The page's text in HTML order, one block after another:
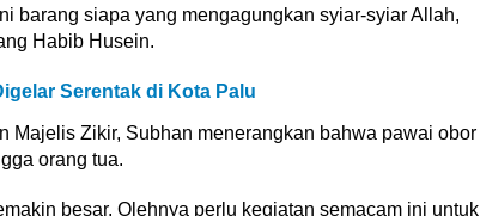
barang siapa yang mengagungkan syiar-syiar Allah,
Habib Husein.
Serentak di Kota Palu
Majelis Zikir, Subhan menerangkan bahwa pawai obor
orang tua.
besar. Olehnya perlu kegiatan semacam ini untuk